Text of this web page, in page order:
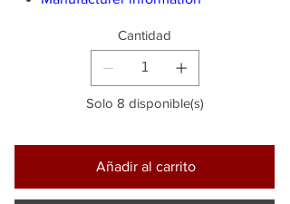
Cantidad
Solo 8 disponible(s)
Añadir al carrito